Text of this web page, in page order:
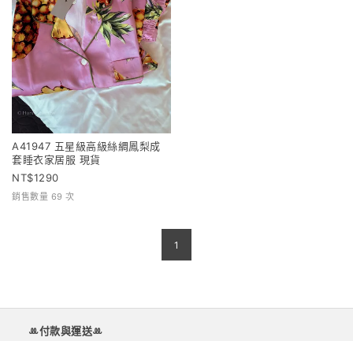
A41947 五星級高級絲綢鳳梨成
套睡衣家居服 現貨
1290
銷售數量 69 次
1
ꔛ付款與運送ꔛ